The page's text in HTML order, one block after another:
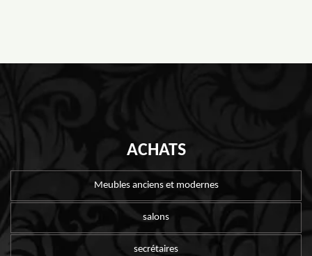
ACHATS
Meubles anciens et modernes
salons
secrétaires